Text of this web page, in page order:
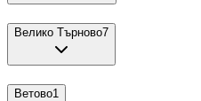
Велико Търново7
Ветово1